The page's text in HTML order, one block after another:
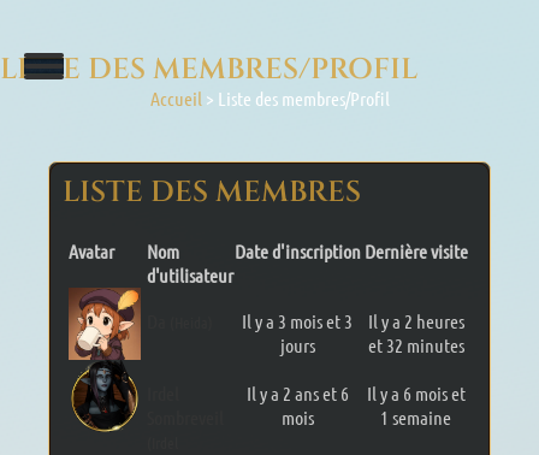
LISTE DES MEMBRES/PROFIL
Accueil > Liste des membres/Profil
LISTE DES MEMBRES
Avatar
Nom
d'utilisateur
Date d'inscription Dernière visite
Il y a 3 mois et 3
jours
Il y a 2 heures
et 32 minutes
Il y a 2 ans et 6
mois
Il y a 6 mois et
1 semaine